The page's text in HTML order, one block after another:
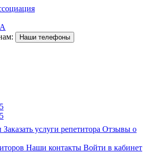
Наши телефоны
Заказать услуги репетитора Отзывы о
Наши контакты Войти в кабинет